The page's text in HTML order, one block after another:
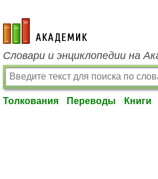
academic.ru
Словари и энциклопедии на
Толкования Переводы Книги